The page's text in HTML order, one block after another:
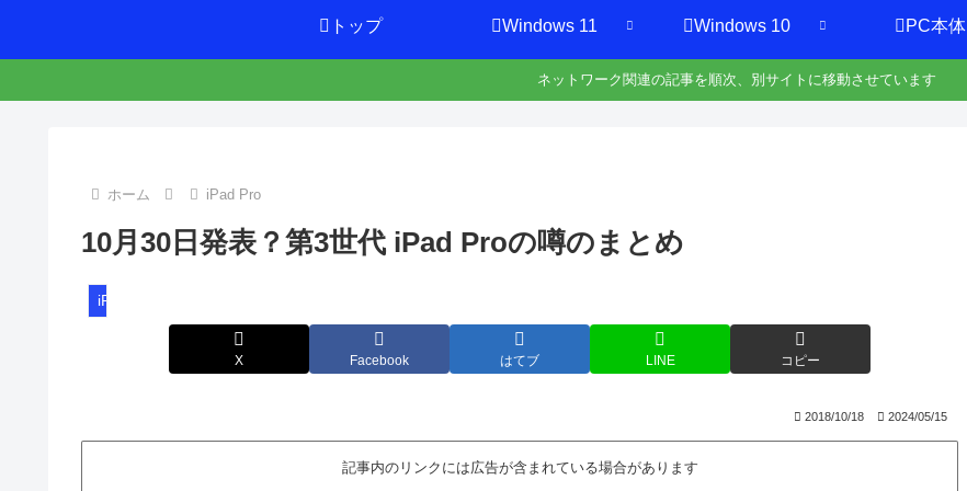
トップ Windows 11 Windows 10 PC本体
ネットワーク関連の記事を順次、別サイトに移動させています
ホーム iPad Pro
10月30日発表？第3世代 iPad Proの噂のまとめ
iPad Pro
X Facebook はてブ LINE コピー
2018/10/18 2024/05/15
記事内のリンクには広告が含まれている場合があります